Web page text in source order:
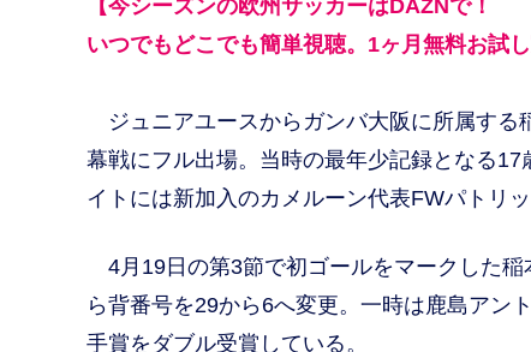
【今シーズンの欧州サッカーはDAZNで！
いつでもどこでも簡単視聴。1ヶ月無料お試し
ジュニアユースからガンバ大阪に所属する
幕戦にフル出場。当時の最年少記録となる
イトには新加入のカメルーン代表FWパトリ
4月19日の第3節で初ゴールをマークした
ら背番号を29から6へ変更。一時は鹿島アン
手賞をダブル受賞している。